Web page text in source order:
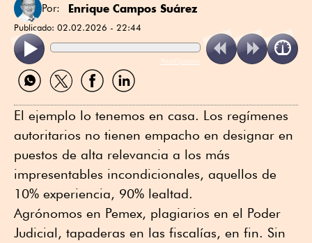
Por: Enrique Campos Suárez
Publicado: 02.02.2026 - 22:44
ReadSpeaker
Compartir
por
Compartir
por
Compartir
por
Compartir
por
El ejemplo lo tenemos en casa. Los regímenes
autoritarios no tienen empacho en designar en
puestos de alta relevancia a los más
impresentables incondicionales, aquellos de
10% experiencia, 90% lealtad.
Agrónomos en Pemex, plagiarios en el Poder
Judicial, tapaderas en las fiscalías, en fin. Sin